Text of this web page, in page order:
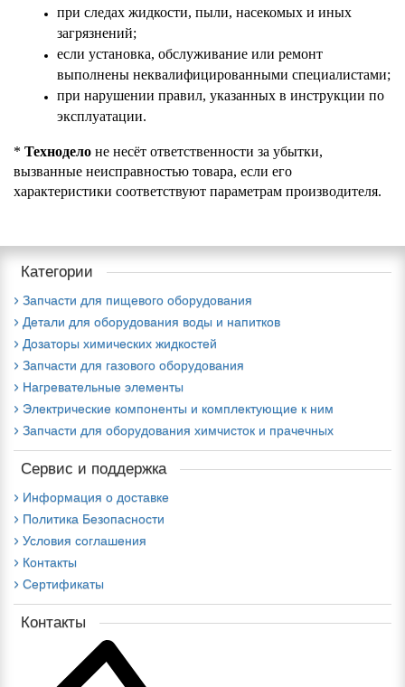
при следах жидкости, пыли, насекомых и иных
загрязнений;
если установка, обслуживание или ремонт
выполнены неквалифицированными специалистами;
при нарушении правил, указанных в инструкции по
эксплуатации.
* Технодело не несёт ответственности за убытки,
вызванные неисправностью товара, если его
характеристики соответствуют параметрам производителя.
Категории
Запчасти для пищевого оборудования
Детали для оборудования воды и напитков
Дозаторы химических жидкостей
Запчасти для газового оборудования
Нагревательные элементы
Электрические компоненты и комплектующие к ним
Запчасти для оборудования химчисток и прачечных
Сервис и поддержка
Информация о доставке
Политика Безопасности
Условия соглашения
Контакты
Сертификаты
Контакты